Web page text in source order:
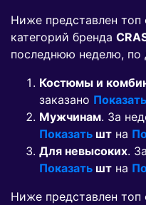
Ниже представлен
категорий бренда
последнюю неделю, по
Костюмы и
заказано Показать
Мужчинам. За
Показать шт на
Для невысоких.
Показать шт на
Ниже представлен